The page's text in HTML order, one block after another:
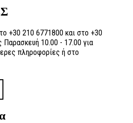
+30 210 6771800 και στο +30
10.00 - 17.00 για
πληροφορίες ή στο